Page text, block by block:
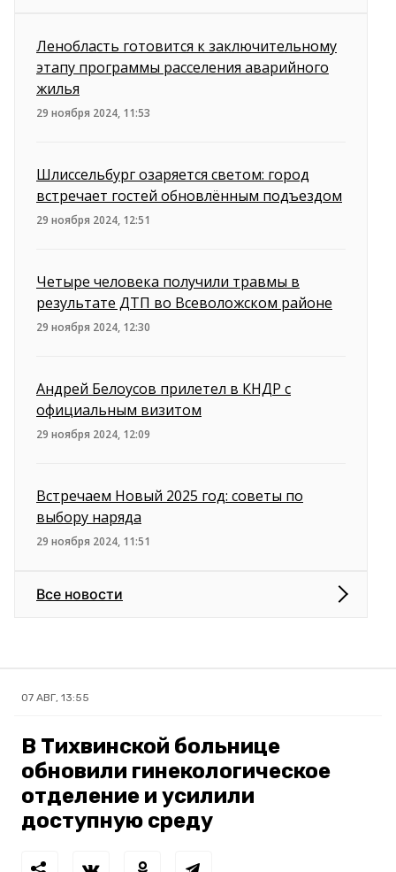
Ленобласть готовится к заключительному
этапу программы расселения аварийного
жилья
29 ноября 2024, 11:53
Шлиссельбург озаряется светом: город
встречает гостей обновлённым подъездом
29 ноября 2024, 12:51
Четыре человека получили травмы в
результате ДТП во Всеволожском районе
29 ноября 2024, 12:30
Андрей Белоусов прилетел в КНДР с
официальным визитом
29 ноября 2024, 12:09
Встречаем Новый 2025 год: советы по
выбору наряда
29 ноября 2024, 11:51
Все новости
07 АВГ, 13:55
В Тихвинской больнице
обновили гинекологическое
отделение и усилили
доступную среду